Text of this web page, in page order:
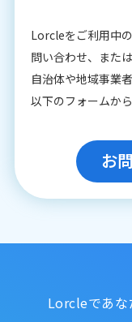
Lorcleをご利⽤中
問い合わせ、また
⾃治体や地域事業
以下のフォームか
お
Lorcleであな